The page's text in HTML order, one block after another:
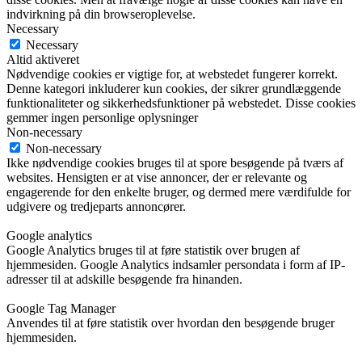
indvirkning på din browseroplevelse.
Necessary
Necessary
Altid aktiveret
Nødvendige cookies er vigtige for, at webstedet fungerer korrekt.
Denne kategori inkluderer kun cookies, der sikrer grundlæggende
funktionaliteter og sikkerhedsfunktioner på webstedet. Disse cookies
gemmer ingen personlige oplysninger
Non-necessary
Non-necessary
Ikke nødvendige cookies bruges til at spore besøgende på tværs af
websites. Hensigten er at vise annoncer, der er relevante og
engagerende for den enkelte bruger, og dermed mere værdifulde for
udgivere og tredjeparts annoncører.
Google analytics
Google Analytics bruges til at føre statistik over brugen af
hjemmesiden. Google Analytics indsamler persondata i form af IP-
adresser til at adskille besøgende fra hinanden.
Google Tag Manager
Anvendes til at føre statistik over hvordan den besøgende bruger
hjemmesiden.